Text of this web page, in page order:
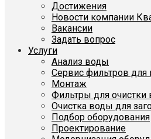
Достижения
Новости компании
Вакансии
Задать вопрос
Услуги
Анализ воды
Сервис фильтров для
Монтаж
Фильтры для очистки
Очистка воды для
Подбор оборудования
Проектирование